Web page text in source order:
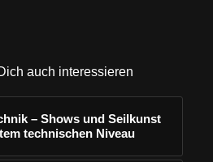
auch interessieren
– Shows und Seilkunst
technischen Niveau